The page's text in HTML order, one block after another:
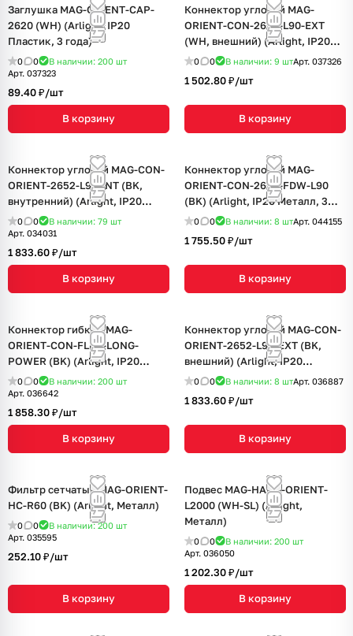
Заглушка MAG-ORIENT-CAP-
2620 (WH) (Arlight, IP20
Пластик, 3 года)
0 0 В наличии: 200 шт
Арт. 037323
89.40 ₽/шт
В корзину
Коннектор угловой MAG-
ORIENT-CON-2620-L90-EXT
(WH, внешний) (Arlight, IP20
Металл, 3 года)
0 0 В наличии: 9 штАрт. 037326
1 502.80 ₽/шт
В корзину
Коннектор угловой MAG-CON-
ORIENT-2652-L90-INT (BK,
внутренний) (Arlight, IP20
Металл, 3 года)
0 0 В наличии: 79 шт
Арт. 034031
1 833.60 ₽/шт
В корзину
Коннектор угловой MAG-
ORIENT-CON-2653-FDW-L90
(BK) (Arlight, IP20 Металл, 3
года)
0 0 В наличии: 8 штАрт. 044155
1 755.50 ₽/шт
В корзину
Коннектор гибкий MAG-
ORIENT-CON-FLEX-LONG-
POWER (BK) (Arlight, IP20
Пластик, 3 года)
0 0 В наличии: 200 шт
Арт. 036642
1 858.30 ₽/шт
В корзину
Коннектор угловой MAG-CON-
ORIENT-2652-L90-EXT (BK,
внешний) (Arlight, IP20
Металл, 3 года)
0 0 В наличии: 8 штАрт. 036887
1 833.60 ₽/шт
В корзину
Фильтр сетчатый MAG-ORIENT-
HC-R60 (BK) (Arlight, Металл)
0 0 В наличии: 200 шт
Арт. 035595
252.10 ₽/шт
В корзину
Подвес MAG-HANG-ORIENT-
L2000 (WH-SL) (Arlight,
Металл)
0 0 В наличии: 200 шт
Арт. 036050
1 202.30 ₽/шт
В корзину